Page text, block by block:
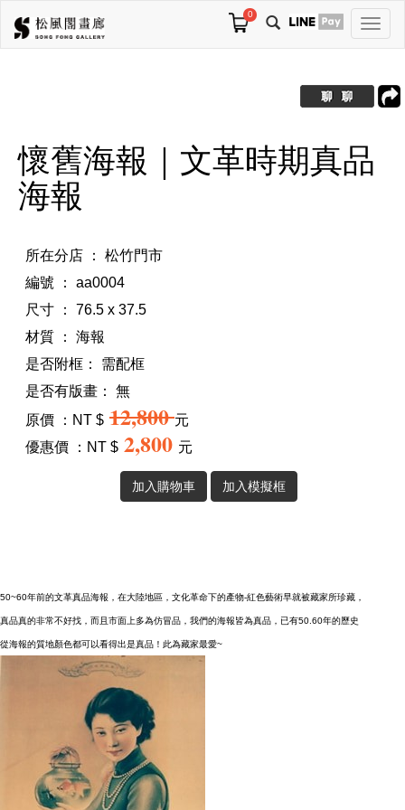
切
換
航
0
懷舊海報｜文革時期真品
海報
所在分店 ： 松竹門市
編號 ： aa0004
尺寸 ： 76.5 x 37.5
材質 ： 海報
是否附框：
需配框
是否有版畫：
無
原價 ：NT $ 12,800元
優惠價 ：NT $ 2,800 元
50~60年前的文革真品海報，在大陸地區，文化革命下的產物-紅色藝術早就被藏家所珍藏，
真品真的非常不好找，而且市面上多為仿冒品，我們的海報皆為真品，已有50.60年的歷史
從海報的質地顏色都可以看得出是真品！此為藏家最愛~